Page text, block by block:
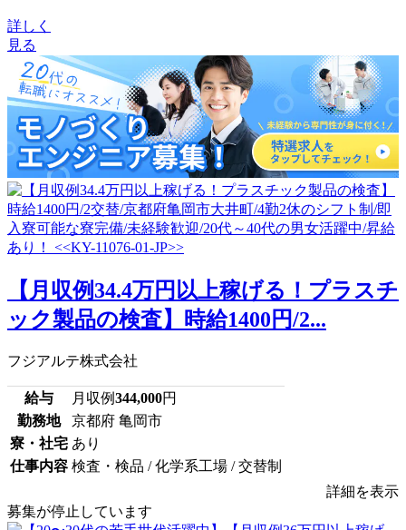
詳しく
見る
【月収例34.4万円以上稼げる！プラスチ
ック製品の検査】時給1400円/2...
フジアルテ株式会社
給与 月収例344,000円
勤務地
京都府 亀岡市
寮・社宅 あり
仕事内容 検査・検品 / 化学系工場 / 交替制
詳細を表示
募集が停止しています